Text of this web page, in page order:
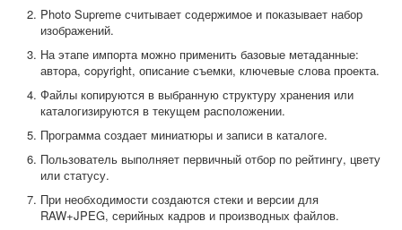
Photo Supreme считывает содержимое и показывает набор
изображений.
На этапе импорта можно применить базовые метаданные:
автора, copyright, описание съемки, ключевые слова проекта.
Файлы копируются в выбранную структуру хранения или
каталогизируются в текущем расположении.
Программа создает миниатюры и записи в каталоге.
Пользователь выполняет первичный отбор по рейтингу, цвету
или статусу.
При необходимости создаются стеки и версии для
RAW+JPEG, серийных кадров и производных файлов.